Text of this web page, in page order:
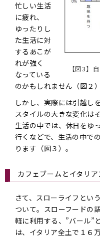
【図3】
忙しい生活
に疲れ、
ゆったりし
た生活に対
するあこが
れが強く
なっている
のかもしれません（図２）
しかし、実際には引越し
スタイルの大きな変化は
生活の中では、休日をゆ
行くなどで、生活の中で
ります（図３）。
カフェブームとイタリア
さて、スローライフとい
ついて。スローフードの
軽に利用する、”バール”
は、イタリア全土で１６